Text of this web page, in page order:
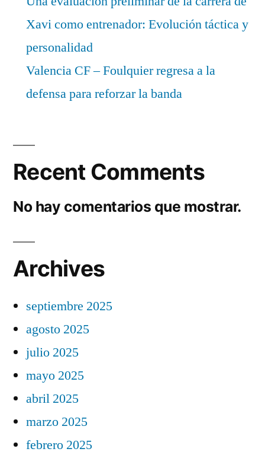
Xavi como entrenador: Evolución táctica y
personalidad
Valencia CF – Foulquier regresa a la
defensa para reforzar la banda
Recent Comments
No hay comentarios que mostrar.
Archives
septiembre 2025
agosto 2025
julio 2025
mayo 2025
abril 2025
marzo 2025
febrero 2025